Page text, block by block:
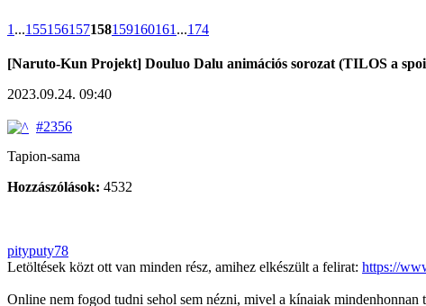
1 ...155156157158159160161 ...174
[Naruto-Kun Projekt] Douluo Dalu animációs sorozat (TILOS a
2023.09.24. 09:40
#2356
Tapion-sama
Hozzászólások: 4532
pityputy78
Letöltések közt ott van minden rész, amihez elkészült a felirat: https://
Online nem fogod tudni sehol sem nézni, mivel a kínaiak